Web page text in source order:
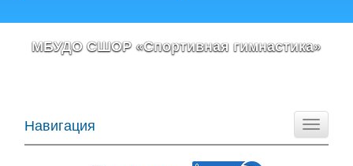
МБУДО СШОР «Спортивная гимнастика»
Toggle
Навигация